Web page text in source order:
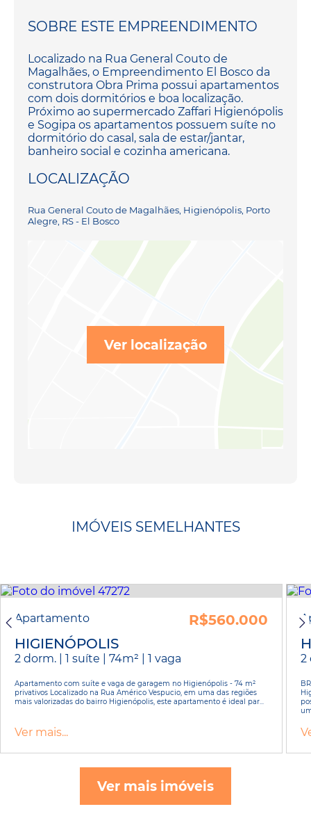
SOBRE ESTE EMPREENDIMENTO
Localizado na Rua General Couto de
Magalhães, o Empreendimento El Bosco da
construtora Obra Prima possui apartamentos
com dois dormitórios e boa localização.
Próximo ao supermercado Zaffari Higienópolis
e Sogipa os apartamentos possuem suíte no
dormitório do casal, sala de estar/jantar,
banheiro social e cozinha americana.
LOCALIZAÇÃO
Rua General Couto de Magalhães, Higienópolis, Porto
Alegre, RS - El Bosco
Ver localização
IMÓVEIS SEMELHANTES
Apartamento
R$560.000
HIGIENÓPOLIS
2 dorm. | 1 suíte | 74m² | 1 vaga
Apartamento com suíte e vaga de garagem no Higienópolis - 74 m²
privativos Localizado na Rua Américo Vespucio, em uma das regiões
mais valorizadas do bairro Higienópolis, este apartamento é ideal par...
Ver mais...
2
Ver mais imóveis